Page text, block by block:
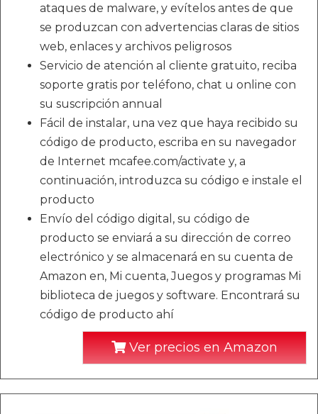
ataques de malware, y evítelos antes de que
se produzcan con advertencias claras de sitios
web, enlaces y archivos peligrosos
Servicio de atención al cliente gratuito, reciba
soporte gratis por teléfono, chat u online con
su suscripción annual
Fácil de instalar, una vez que haya recibido su
código de producto, escriba en su navegador
de Internet mcafee.com/activate y, a
continuación, introduzca su código e instale el
producto
Envío del código digital, su código de
producto se enviará a su dirección de correo
electrónico y se almacenará en su cuenta de
Amazon en, Mi cuenta, Juegos y programas Mi
biblioteca de juegos y software. Encontrará su
código de producto ahí
Ver precios en Amazon